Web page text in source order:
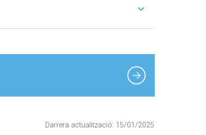
Darrera actualització: 15/01/2025